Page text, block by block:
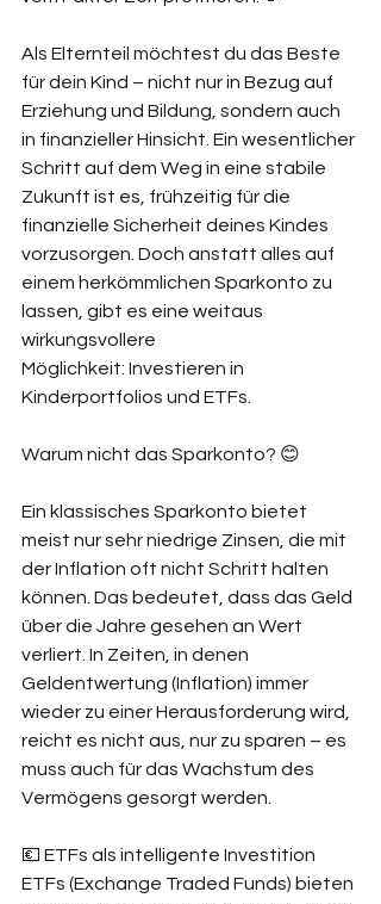
Als Elternteil möchtest du das Beste
für dein Kind – nicht nur in Bezug auf
Erziehung und Bildung, sondern auch
in finanzieller Hinsicht. Ein wesentlicher
Schritt auf dem Weg in eine stabile
Zukunft ist es, frühzeitig für die
finanzielle Sicherheit deines Kindes
vorzusorgen. Doch anstatt alles auf
einem herkömmlichen Sparkonto zu
lassen, gibt es eine weitaus
wirkungsvollere
Möglichkeit: Investieren in
Kinderportfolios und ETFs.
Warum nicht das Sparkonto? 😊
Ein klassisches Sparkonto bietet
meist nur sehr niedrige Zinsen, die mit
der Inflation oft nicht Schritt halten
können. Das bedeutet, dass das Geld
über die Jahre gesehen an Wert
verliert. In Zeiten, in denen
Geldentwertung (Inflation) immer
wieder zu einer Herausforderung wird,
reicht es nicht aus, nur zu sparen – es
muss auch für das Wachstum des
Vermögens gesorgt werden.
💶 ETFs als intelligente Investition
ETFs (Exchange Traded Funds) bieten